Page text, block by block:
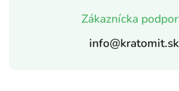
Zákaznícka
info@kratomit.sk